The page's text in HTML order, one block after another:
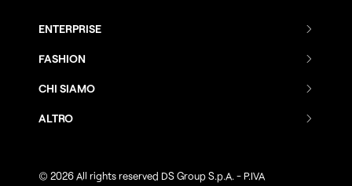
ENTERPRISE
Combenia
Distance Sales
FASHION
Combenia
Distance Sales
CHI SIAMO
Azienda
ALTRO
Privacy Policy
© 2026 All rights reserved DS Group S.p.A. - P.IVA